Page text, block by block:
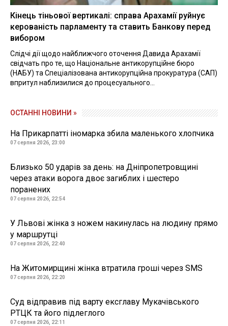
Кінець тіньової вертикалі: справа Арахамії руйнує
керованість парламенту та ставить Банкову перед
вибором
Слідчі дії щодо найближчого оточення Давида Арахамії
свідчать про те, що Національне антикорупційне бюро
(НАБУ) та Спеціалізована антикорупційна прокуратура (САП)
впритул наблизилися до процесуального...
ОСТАННІ НОВИНИ »
На Прикарпатті іномарка збила маленького хлопчика
07 серпня 2026, 23:00
Близько 50 ударів за день: на Дніпропетровщині
через атаки ворога двоє загиблих і шестеро
поранених
07 серпня 2026, 22:54
У Львові жінка з ножем накинулась на людину прямо
у маршрутці
07 серпня 2026, 22:40
На Житомирщині жінка втратила гроші через SMS
07 серпня 2026, 22:20
Суд відправив під варту ексглаву Мукачівського
РТЦК та його підлеглого
07 серпня 2026, 22:11